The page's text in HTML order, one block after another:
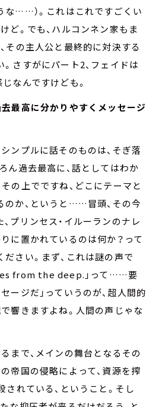
な……）。これはこれですごくい
ど。でも、ハルコンネン家もま
その主人公と最終的に対決する
さすがにパート2、フェイドは
なんですけども。
最高に分かりやすくメッセージ
ンプルに話そのものは、そぎ落
ん過去最高に、話としてはわか
の上でですね、どこにテーマと
のか、というと……冒頭、その今
プリンセス・イルーランのナレ
に置かれているのは何か？って
さい。まず、これは謎の声で
from the deep.」って……要
ージだ」っていうのが、超人間的
響きますよね。人間の声じゃな
まで、メインの舞台となるその
帝国の侵略によって、資源を搾
されている、ということ。そし